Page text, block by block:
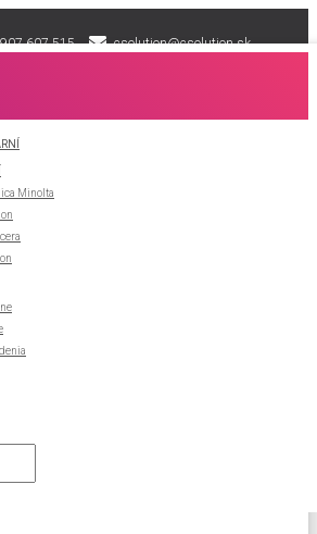
607 515 csolution@csolution.sk
Minolta